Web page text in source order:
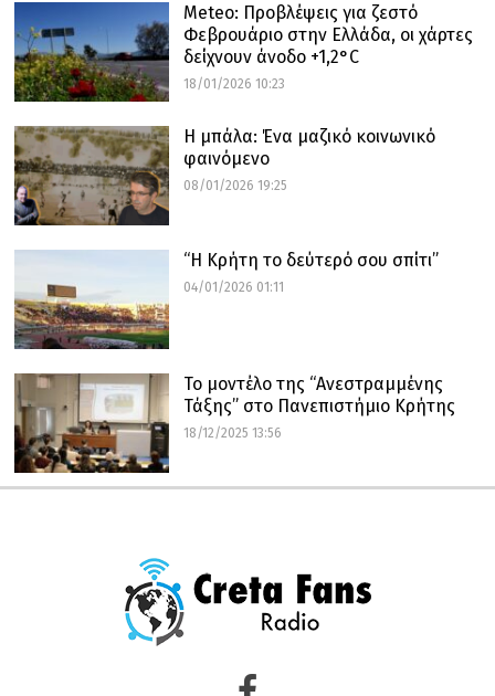
Meteo: Προβλέψεις για ζεστό
Φεβρουάριο στην Ελλάδα, οι χάρτες
δείχνουν άνοδο +1,2°C
18/01/2026 10:23
Η μπάλα: Ένα μαζικό κοινωνικό
φαινόμενο
08/01/2026 19:25
“Η Κρήτη το δεύτερό σου σπίτι”
04/01/2026 01:11
Το μοντέλο της “Ανεστραμμένης
Τάξης” στο Πανεπιστήμιο Κρήτης
18/12/2025 13:56